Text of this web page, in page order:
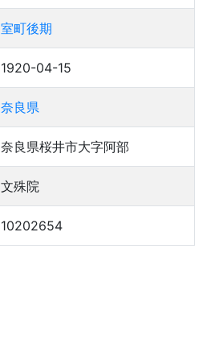
室町後期
1920-04-15
奈良県
奈良県桜井市大字阿部
文殊院
10202654